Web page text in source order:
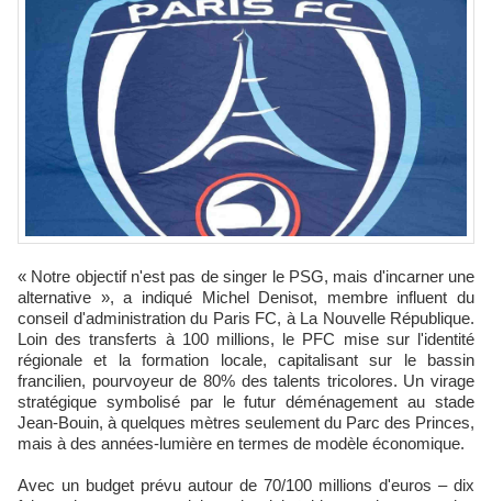
« Notre objectif n'est pas de singer le PSG, mais d'incarner une
alternative », a indiqué Michel Denisot, membre influent du
conseil d'administration du Paris FC, à La Nouvelle République.
Loin des transferts à 100 millions, le PFC mise sur l'identité
régionale et la formation locale, capitalisant sur le bassin
francilien, pourvoyeur de 80% des talents tricolores. Un virage
stratégique symbolisé par le futur déménagement au stade
Jean-Bouin, à quelques mètres seulement du Parc des Princes,
mais à des années-lumière en termes de modèle économique.
Avec un budget prévu autour de 70/100 millions d'euros – dix